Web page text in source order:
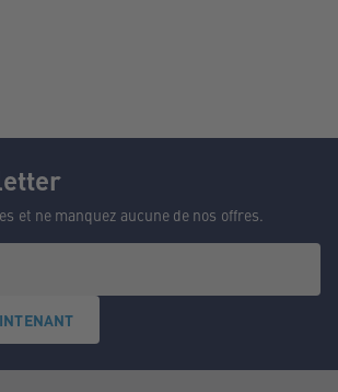
et ne manquez aucune de nos offres.